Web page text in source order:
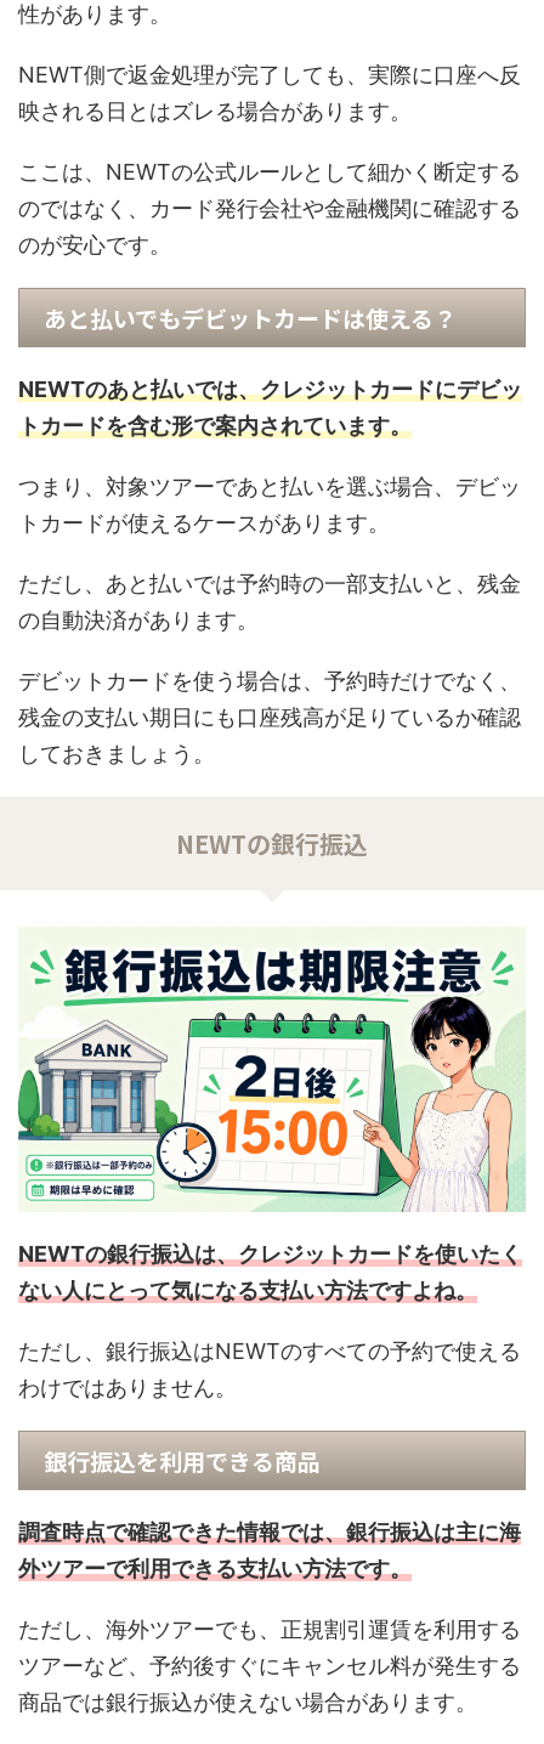
性があります。
NEWT側で返金処理が完了しても、実際に口座へ反
映される日とはズレる場合があります。
ここは、NEWTの公式ルールとして細かく断定する
のではなく、カード発行会社や金融機関に確認する
のが安心です。
あと払いでもデビットカードは使える？
NEWTのあと払いでは、クレジットカードにデビッ
トカードを含む形で案内されています。
つまり、対象ツアーであと払いを選ぶ場合、デビッ
トカードが使えるケースがあります。
ただし、あと払いでは予約時の一部支払いと、残金
の自動決済があります。
デビットカードを使う場合は、予約時だけでなく、
残金の支払い期日にも口座残高が足りているか確認
しておきましょう。
NEWTの銀行振込
NEWTの銀行振込は、クレジットカードを使いたく
ない人にとって気になる支払い方法ですよね。
ただし、銀行振込はNEWTのすべての予約で使える
わけではありません。
銀行振込を利用できる商品
調査時点で確認できた情報では、銀行振込は主に海
外ツアーで利用できる支払い方法です。
ただし、海外ツアーでも、正規割引運賃を利用する
ツアーなど、予約後すぐにキャンセル料が発生する
商品では銀行振込が使えない場合があります。